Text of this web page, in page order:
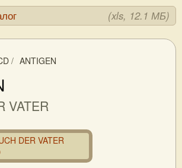
(xls, 12.1 МБ)
/ ANTIGEN
VATER